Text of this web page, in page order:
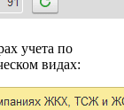
учета по
видах: